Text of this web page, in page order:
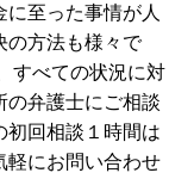
至った事情が人
の方法も様々で
すべての状況に対
の弁護士にご相談
初回相談１時間は
軽にお問い合わせ